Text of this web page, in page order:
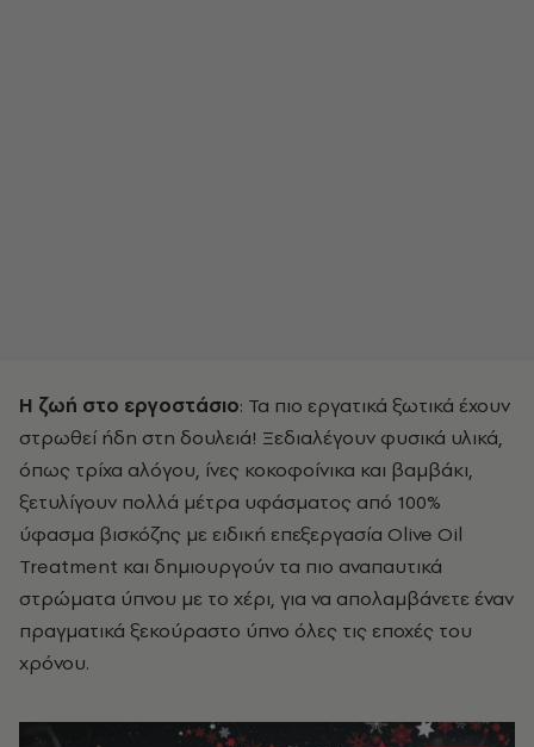
Η ζωή στο εργοστάσιο: Τα πιο εργατικά ξωτικά έχουν
στρωθεί ήδη στη δουλειά! Ξεδιαλέγουν φυσικά υλικά,
όπως τρίχα αλόγου, ίνες κοκοφοίνικα και βαμβάκι,
ξετυλίγουν πολλά μέτρα υφάσματος από 100%
ύφασμα βισκόζης με ειδική επεξεργασία Olive Oil
Treatment και δημιουργούν τα πιο αναπαυτικά
στρώματα ύπνου με το χέρι, για να απολαμβάνετε έναν
πραγματικά ξεκούραστο ύπνο όλες τις εποχές του
χρόνου.